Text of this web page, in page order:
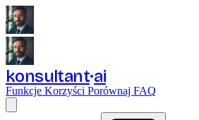
konsultant ai
Funkcje Korzyści Porównaj FAQ